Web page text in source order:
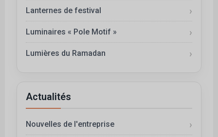
Lanternes de festival
Luminaires « Pole Motif »
Lumières du Ramadan
Actualités
Nouvelles de l'entreprise